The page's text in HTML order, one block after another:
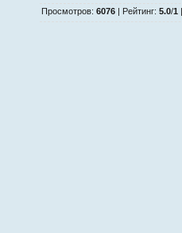
Просмотров: 6076 | Рейтинг: 5.0/1